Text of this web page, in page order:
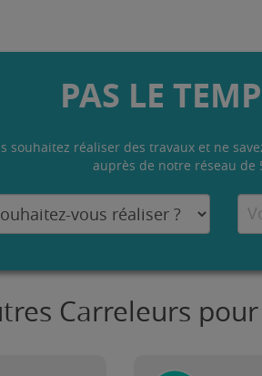
PAS LE
souhaitez réaliser des travaux et ne
auprès de notre réseau de
Carreleurs